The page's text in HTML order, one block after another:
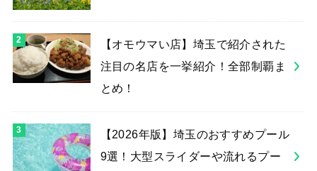
【オモウマい店】埼玉で紹介された
注目の名店を一挙紹介！全部制覇ま
とめ！
【2026年版】埼玉のおすすめプール
9選！大型スライダーや流れるプー